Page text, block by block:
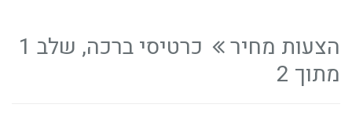
הצעות מחיר
כרטיסי ברכה, שלב 1
מתוך 2